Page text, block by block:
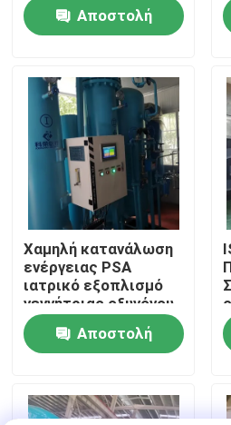
Σχετικά με εμάς
Έλεγχος ποιότητας
Επικοινωνήστε μαζί μας
Ειδήσεις
Ζητήστε μια προσφορά
Παραγωγοί αζώτου PSA
Γεννήτρια αζώτου υψηλής
πιστοποιητικό ASME
Αποστολή
Χαμηλή κατανάλωση
ενέργειας PSA
ιατρικό εξοπλισμό
γεννήτριας οξυγόνου
ενεργειακή απόδοση
Αποστολή